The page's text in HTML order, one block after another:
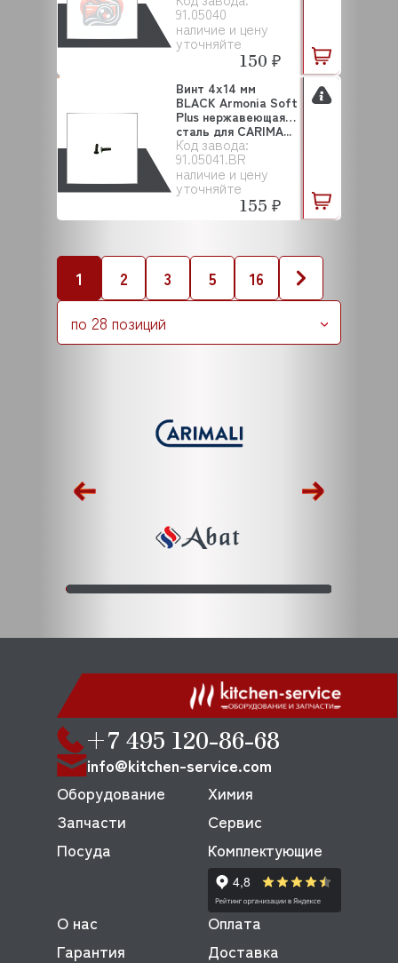
91.05040
наличие и цену
уточняйте
150 ₽
Код завода:
91.05041.BR
наличие и цену
уточняйте
Винт 4х14 мм
BLACK Armonia Soft
Plus нержавеющая
сталь для CARIMA...
155 ₽
1 2 3 5
16
по 28 позиций
+7 495 120-86-68
info@kitchen-service.com
Оборудование
Запчасти
Посуда
Химия
Сервис
Комплектующие
О нас
Оплата
Гарантия
Доставка